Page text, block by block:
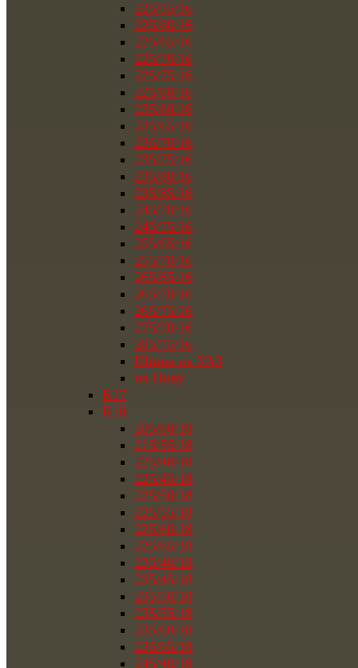
225/55/16
225/60/16
225/65/16
225/70/16
225/75/16
225/80/16
235/60/16
235/65/16
235/70/16
235/75/16
235/80/16
235/85/16
245/70/16
245/75/16
255/65/16
255/70/16
265/65/16
265/70/16
265/75/16
275/70/16
285/75/16
Шины на УАЗ
на Ниву
R17
R18
285/60/18
215/55/18
225/40/18
225/45/18
225/50/18
225/55/18
225/60/18
225/65/18
235/40/18
235/45/18
235/50/18
235/55/18
235/60/18
235/65/18
245/40/18